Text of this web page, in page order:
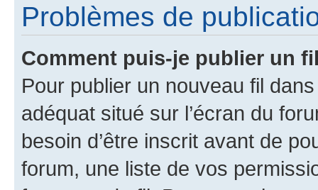
Problèmes de
Comment puis-je publier un
Pour publier un nouveau fil
adéquat situé sur l’écran du
besoin d’être inscrit avant de
forum, une liste de vos